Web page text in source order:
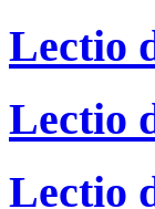
Lectio
Lectio
Lectio